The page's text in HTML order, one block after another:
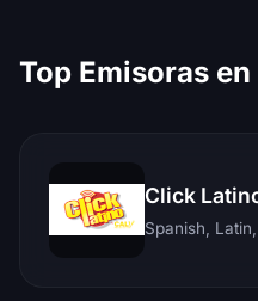
Top Emisoras
Click
Spanish,